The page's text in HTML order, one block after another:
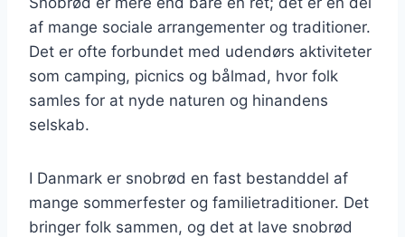
af mange sociale arrangementer og traditioner.
Det er ofte forbundet med udendørs aktiviteter
som camping, picnics og bålmad, hvor folk
samles for at nyde naturen og hinandens
selskab.
I Danmark er snobrød en fast bestanddel af
mange sommerfester og familietraditioner. Det
bringer folk sammen, og det at lave snobrød